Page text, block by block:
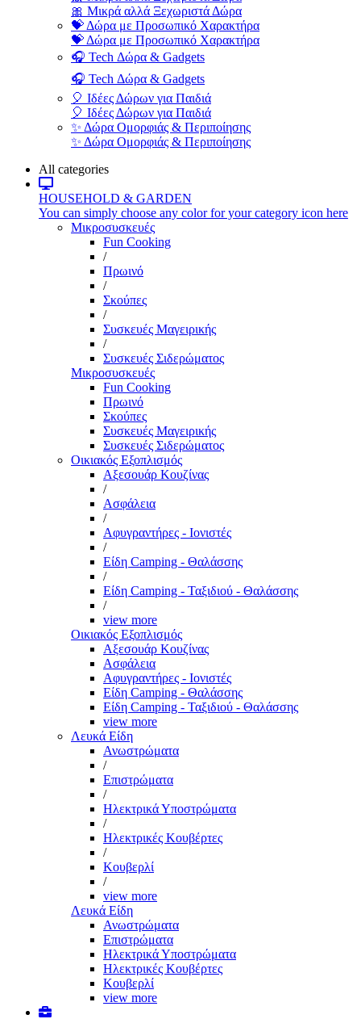
🎀 Μικρά αλλά Ξεχωριστά Δώρα
💝 Δώρα με Προσωπικό Χαρακτήρα
💝 Δώρα με Προσωπικό Χαρακτήρα
🎧 Tech Δώρα & Gadgets
🎧 Tech Δώρα & Gadgets
🎈 Ιδέες Δώρων για Παιδιά
🎈 Ιδέες Δώρων για Παιδιά
✨ Δώρα Ομορφιάς & Περιποίησης
✨ Δώρα Ομορφιάς & Περιποίησης
All categories
HOUSEHOLD & GARDEN
You can simply choose any color for your category icon here
Μικροσυσκευές
Fun Cooking
/
Πρωινό
/
Σκούπες
/
Συσκευές Μαγειρικής
/
Συσκευές Σιδερώματος
Μικροσυσκευές
Fun Cooking
Πρωινό
Σκούπες
Συσκευές Μαγειρικής
Συσκευές Σιδερώματος
Οικιακός Εξοπλισμός
Αξεσουάρ Κουζίνας
/
Ασφάλεια
/
Αφυγραντήρες - Ιονιστές
/
Είδη Camping - Θαλάσσης
/
Είδη Camping - Ταξιδιού - Θαλάσσης
/
view more
Οικιακός Εξοπλισμός
Αξεσουάρ Κουζίνας
Ασφάλεια
Αφυγραντήρες - Ιονιστές
Είδη Camping - Θαλάσσης
Είδη Camping - Ταξιδιού - Θαλάσσης
view more
Λευκά Είδη
Ανωστρώματα
/
Επιστρώματα
/
Ηλεκτρικά Υποστρώματα
/
Ηλεκτρικές Κουβέρτες
/
Κουβερλί
/
view more
Λευκά Είδη
Ανωστρώματα
Επιστρώματα
Ηλεκτρικά Υποστρώματα
Ηλεκτρικές Κουβέρτες
Κουβερλί
view more